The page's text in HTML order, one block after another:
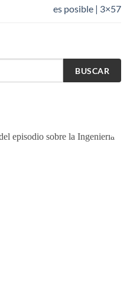
es posible | 3×57
BUSCAR